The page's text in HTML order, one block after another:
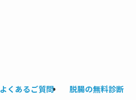
よくあるご質問 脱腸の無料診断